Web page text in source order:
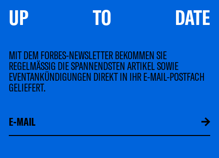
UP TO DATE
MIT DEM FORBES-NEWSLETTER BEKOMMEN SIE
REGELMÄSSIG DIE SPANNENDSTEN ARTIKEL SOWIE
EVENTANKÜNDIGUNGEN DIREKT IN IHR E-MAIL-POSTFACH
GELIEFERT.